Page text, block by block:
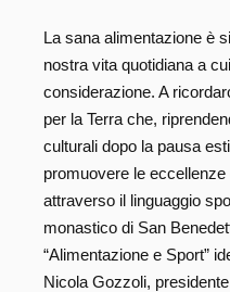
La sana alimentazione è
nostra vita quotidiana a
considerazione. A
per la Terra che,
culturali dopo la pausa
promuovere le
attraverso il linguaggio
monastico di San
“Alimentazione e Sport”
Nicola Gozzoli,